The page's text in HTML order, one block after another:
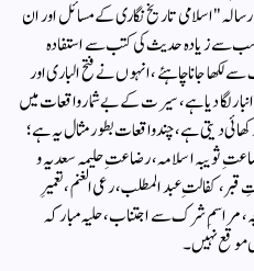
"اسلامی تاریخ نگاری کے مسائل اور ان
سب سے زیادہ حدیث کی کتب سے استفادہ
لکھا جانا چاہئے، انہوں نے فتح الباری اور
لگا دیا ہے، سیرت کے بے شمار واقعات میں
دیتی ہے، چند واقعات بطور مثال یہ ہے؛
ثویبہ اسلامہ، رضاعتِ حلیمہ سعدیہ و
کفالتِ عبد المطلب، رعی الغنم، تعمیرِ
مراسمِ شرک سے اجتناب، حلیہ مبارکہ
موقع نہیں۔